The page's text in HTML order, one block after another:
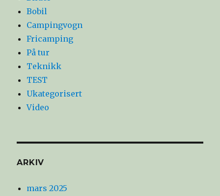
Bobil
Campingvogn
Fricamping
På tur
Teknikk
TEST
Ukategorisert
Video
ARKIV
mars 2025